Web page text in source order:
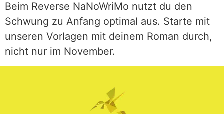
Beim Reverse NaNoWriMo nutzt du den
Schwung zu Anfang optimal aus. Starte mit
unseren Vorlagen mit deinem Roman durch,
nicht nur im November.